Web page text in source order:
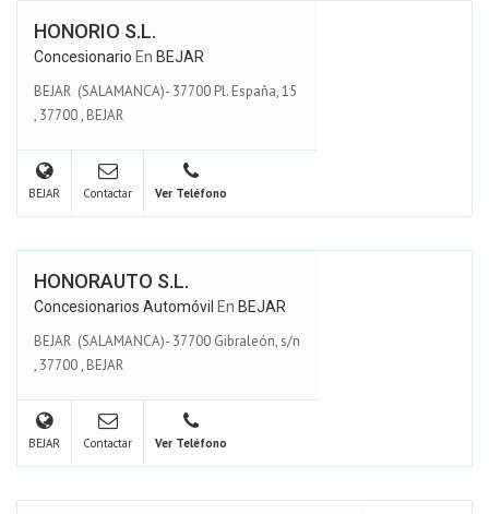
HONORIO S.L.
Concesionario En BEJAR
BEJAR (SALAMANCA)- 37700 Pl. España, 15
, 37700, BEJAR
BEJAR Contactar Ver Teléfono
HONORAUTO S.L.
Concesionarios Automóvil En BEJAR
BEJAR (SALAMANCA)- 37700 Gibraleón, s/n
, 37700, BEJAR
BEJAR Contactar Ver Teléfono